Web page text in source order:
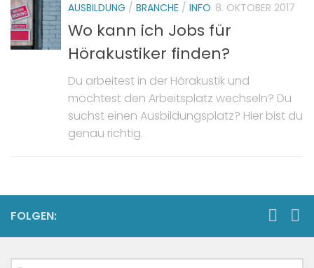
AUSBILDUNG / BRANCHE / INFO 8. OKTOBER 2017
Wo kann ich Jobs für
Hörakustiker finden?
Du arbeitest in der Hörakustik und
möchtest den Arbeitsplatz wechseln? Du
suchst einen Ausbildungsplatz? Hier bist du
genau richtig.
FOLGEN: